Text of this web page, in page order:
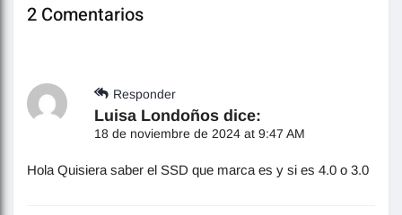
2 Comentarios
Responder
Luisa Londoños dice:
18 de noviembre de 2024 at 9:47 AM
Hola Quisiera saber el SSD que marca es y si es 4.0 o 3.0